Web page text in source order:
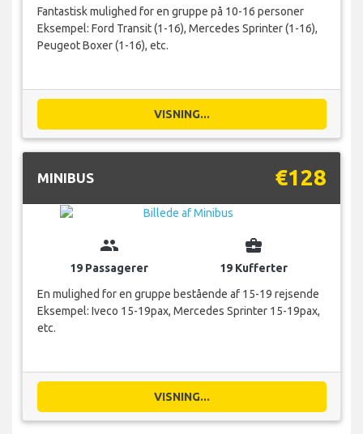
Fantastisk mulighed for en gruppe på 10-16 personer
Eksempel: Ford Transit (1-16), Mercedes Sprinter (1-16),
Peugeot Boxer (1-16), etc.
VISNING...
MINIBUS €128
group
19 Passagerer
business_center
19 Kufferter
En mulighed for en gruppe bestående af 15-19 rejsende
Eksempel: Iveco 15-19pax, Mercedes Sprinter 15-19pax,
etc.
VISNING...